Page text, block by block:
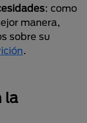
: como
manera,
sobre su
.
la